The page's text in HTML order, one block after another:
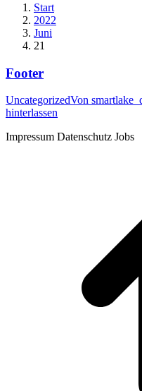
Start
2022
Juni
21
Footer
UncategorizedVon
hinterlassen
Impressum Datenschutz Jobs